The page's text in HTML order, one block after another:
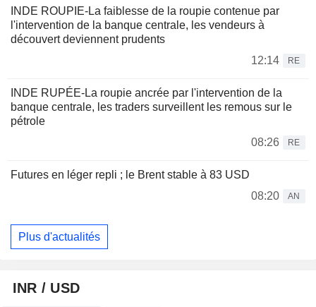
INDE ROUPIE-La faiblesse de la roupie contenue par
l'intervention de la banque centrale, les vendeurs à
découvert deviennent prudents
12:14
RE
INDE RUPÉE-La roupie ancrée par l'intervention de la
banque centrale, les traders surveillent les remous sur le
pétrole
08:26
RE
Futures en léger repli ; le Brent stable à 83 USD
08:20
AN
Plus d'actualités
INR / USD